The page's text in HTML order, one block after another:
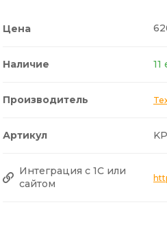
Цена
Наличие 11
Производитель
Артикул
Интеграция с 1С или
сайтом